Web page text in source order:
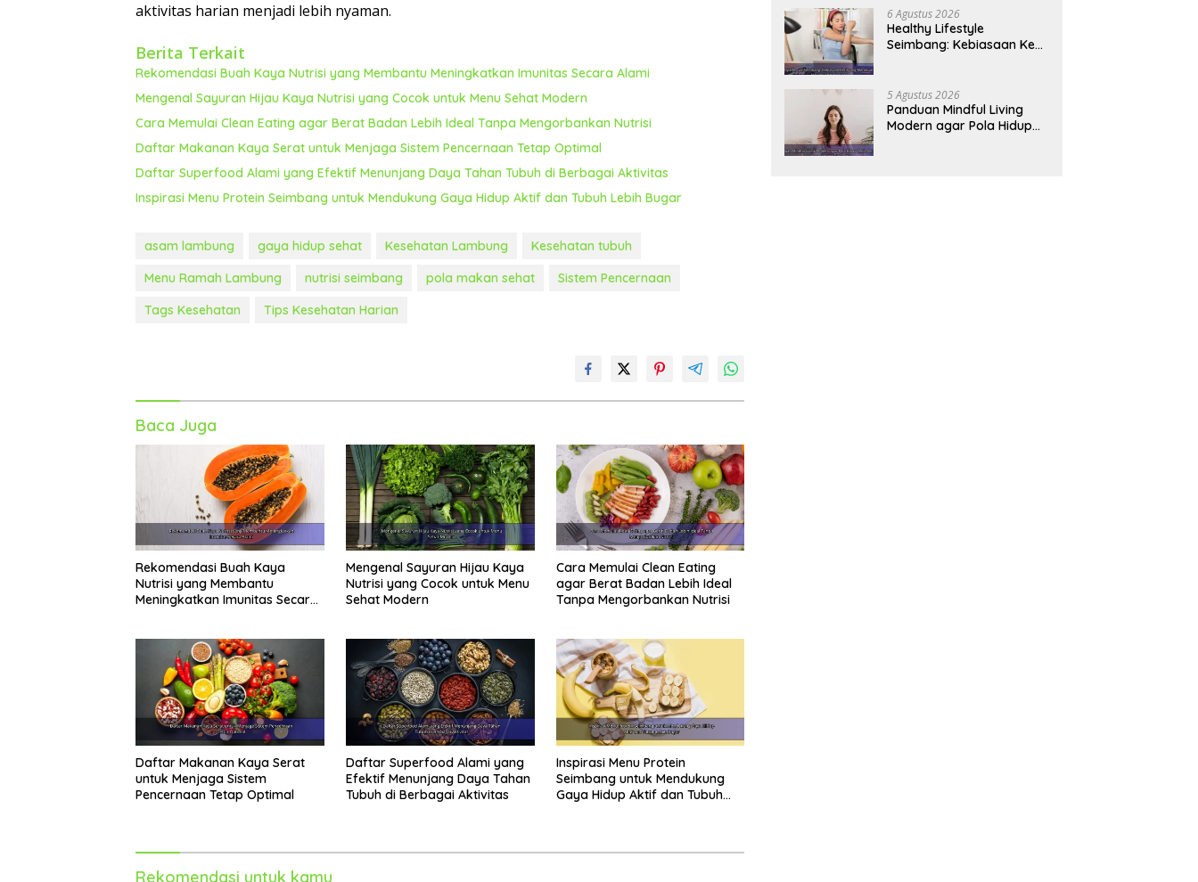
aktivitas harian menjadi lebih nyaman.
Berita Terkait
Rekomendasi Buah Kaya Nutrisi yang Membantu Meningkatkan Imunitas Secara Alami
Mengenal Sayuran Hijau Kaya Nutrisi yang Cocok untuk Menu Sehat Modern
Cara Memulai Clean Eating agar Berat Badan Lebih Ideal Tanpa Mengorbankan Nutrisi
Daftar Makanan Kaya Serat untuk Menjaga Sistem Pencernaan Tetap Optimal
Daftar Superfood Alami yang Efektif Menunjang Daya Tahan Tubuh di Berbagai Aktivitas
Inspirasi Menu Protein Seimbang untuk Mendukung Gaya Hidup Aktif dan Tubuh Lebih Bugar
asam lambung gaya hidup sehat Kesehatan Lambung
Kesehatan tubuh
Menu Ramah Lambung
nutrisi seimbang pola makan sehat
Sistem Pencernaan
Tags Kesehatan
Tips Kesehatan Harian
Baca Juga
Rekomendasi Buah Kaya
Nutrisi yang Membantu
Meningkatkan Imunitas Secara
Mengenal Sayuran Hijau Kaya
Nutrisi yang Cocok untuk Menu
Sehat Modern
Cara Memulai Clean Eating
agar Berat Badan Lebih Ideal
Tanpa Mengorbankan Nutrisi
Daftar Makanan Kaya Serat
untuk Menjaga Sistem
Pencernaan Tetap Optimal
Daftar Superfood Alami yang
Efektif Menunjang Daya Tahan
Tubuh di Berbagai Aktivitas
Inspirasi Menu Protein
Seimbang untuk Mendukung
Gaya Hidup Aktif dan Tubuh
Rekomendasi untuk kamu
Panjang
6 Agustus 2026
Healthy Lifestyle
Seimbang: Kebiasaan Kecil
5 Agustus 2026
Panduan Mindful Living
Modern agar Pola Hidup